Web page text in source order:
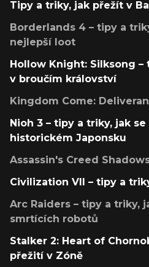
Tipy a triky, jak přežít v
Borderlands 4 – tipy a
nejlepší loot
Hollow Knight: Silksong
v broučím království
Kingdom Come:
Nioh 3 – tipy a triky, jak
historickém Japonsku
Assassin's Creed
Civilization VII – tipy a
Arc Raiders – tipy a triky,
smrtících robotů
Stalker 2: Heart of
přežití v Zóně